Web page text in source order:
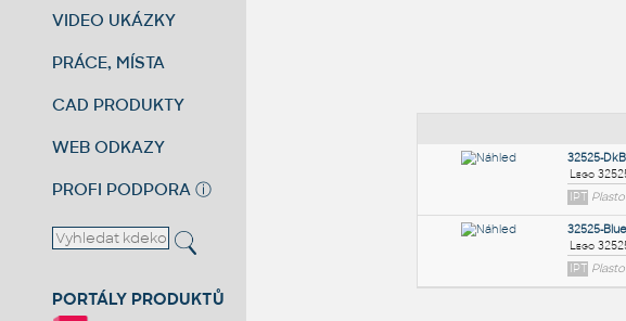
VIDEO UKÁZKY
PRÁCE, MÍSTA
CAD PRODUKTY
WEB ODKAZY
PROFI PODPORA ⓘ
PORTÁLY PRODUKTŮ